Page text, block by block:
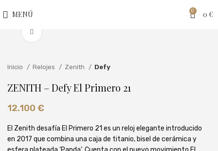
MENÚ 0 0 €
Inicio Relojes Zenith Defy
ZENITH – Defy El Primero 21
12.100 €
El Zenith desafía El Primero 21 es un reloj elegante introducido
en 2017 que combina una caja de titanio, bisel de cerámica y